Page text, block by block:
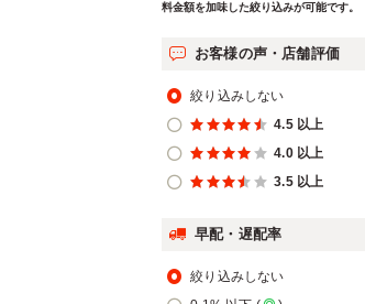
料金額を加味した絞り込みが可能です。
お客様の声・店舗評価
絞り込みしない
4.5 以上
4.0 以上
3.5 以上
早配・遅配率
絞り込みしない